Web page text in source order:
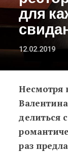
для
12.02.2019
Несмотря
делиться
раз